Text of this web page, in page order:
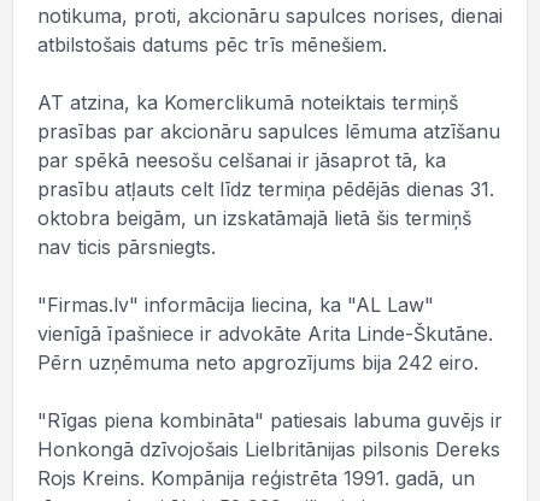
notikuma, proti, akcionāru sapulces norises, dienai
atbilstošais datums pēc trīs mēnešiem.
AT atzina, ka Komerclikumā noteiktais termiņš
prasības par akcionāru sapulces lēmuma atzīšanu
par spēkā neesošu celšanai ir jāsaprot tā, ka
prasību atļauts celt līdz termiņa pēdējās dienas 31.
oktobra beigām, un izskatāmajā lietā šis termiņš
nav ticis pārsniegts.
"Firmas.lv" informācija liecina, ka "AL Law"
vienīgā īpašniece ir advokāte Arita Linde-Škutāne.
Pērn uzņēmuma neto apgrozījums bija 242 eiro.
"Rīgas piena kombināta" patiesais labuma guvējs ir
Honkongā dzīvojošais Lielbritānijas pilsonis Dereks
Rojs Kreins. Kompānija reģistrēta 1991. gadā, un